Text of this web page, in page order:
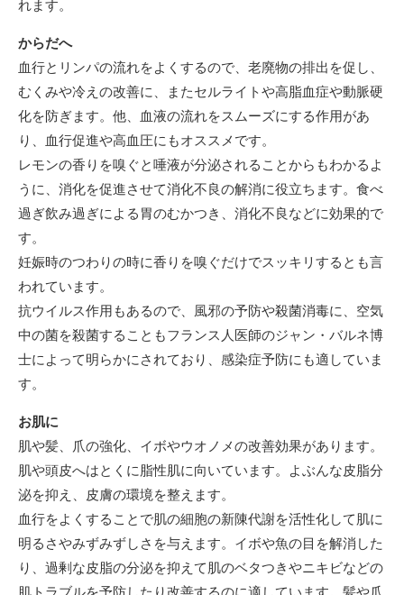
れます。
からだへ
血行とリンパの流れをよくするので、老廃物の排出を促し、
むくみや冷えの改善に、またセルライトや高脂血症や動脈硬
化を防ぎます。他、血液の流れをスムーズにする作用があ
り、血行促進や高血圧にもオススメです。
レモンの香りを嗅ぐと唾液が分泌されることからもわかるよ
うに、消化を促進させて消化不良の解消に役立ちます。食べ
過ぎ飲み過ぎによる胃のむかつき、消化不良などに効果的で
す。
妊娠時のつわりの時に香りを嗅ぐだけでスッキリするとも言
われています。
抗ウイルス作用もあるので、風邪の予防や殺菌消毒に、空気
中の菌を殺菌することもフランス人医師のジャン・バルネ博
士によって明らかにされており、感染症予防にも適していま
す。
お肌に
肌や髪、爪の強化、イボやウオノメの改善効果があります。
肌や頭皮へはとくに脂性肌に向いています。よぶんな皮脂分
泌を抑え、皮膚の環境を整えます。
血行をよくすることで肌の細胞の新陳代謝を活性化して肌に
明るさやみずみずしさを与えます。イボや魚の目を解消した
り、過剰な皮脂の分泌を抑えて肌のベタつきやニキビなどの